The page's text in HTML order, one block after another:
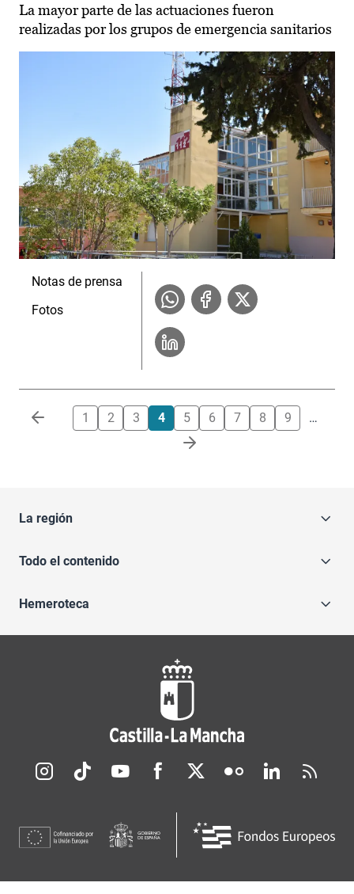
La mayor parte de las actuaciones fueron
realizadas por los grupos de emergencia sanitarios
Notas de prensa
Fotos
Paginación 1 2 3 4 5 6 7 8 9 …
La región
Todo el contenido
Hemeroteca
Redes sociales JCCM